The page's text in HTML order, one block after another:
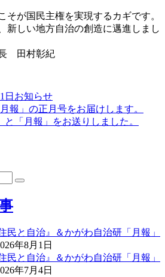
そが国民主権を実現するカギです。
新しい地方自治の創造に邁進しまし
田村彰紀
日ゴ
リ
ー
お知らせ
報」の正月号をお届けします。
「月報」をお送りしました。
検
民と自治』＆かがわ自治研「月報」
年8月1日
民と自治』＆かがわ自治研「月報」
年7月4日